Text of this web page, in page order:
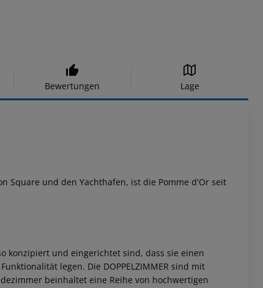
Bewertungen Lage
Square und den Yachthafen, ist die Pomme d'Or seit
konzipiert und eingerichtet sind, dass sie einen
legen. Die DOPPELZIMMER sind mit
beinhaltet eine Reihe von hochwertigen